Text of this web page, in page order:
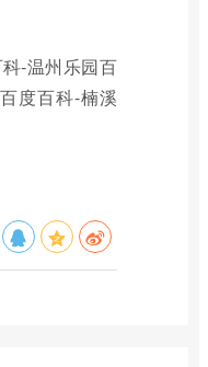
-温州乐园百
度百科-楠溪